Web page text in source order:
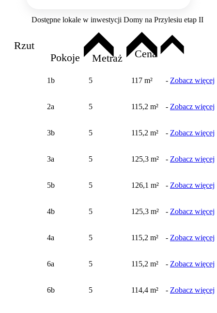
Dostępne lokale w inwestycji Domy na Przylesiu etap II
Rzut
Pokoje
Metraż Cena
1b 5 117 m² - Zobacz więcej
2a 5 115,2 m² - Zobacz więcej
3b 5 115,2 m² - Zobacz więcej
3a 5 125,3 m² - Zobacz więcej
5b 5 126,1 m² - Zobacz więcej
4b 5 125,3 m² - Zobacz więcej
4a 5 115,2 m² - Zobacz więcej
6a 5 115,2 m² - Zobacz więcej
6b 5 114,4 m² - Zobacz więcej